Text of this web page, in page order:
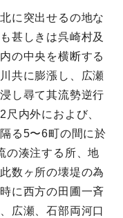
に突出せるの地な
甚しきは呉崎村及
の中央を横断する
共に膨漲し、広瀬
し尋て其流勢逆行
内外におよび、
る5〜6町の間に於
の湊注する所、地
数ヶ所の壊堤の為
に西方の田圃一斉
広瀬、石部両河口